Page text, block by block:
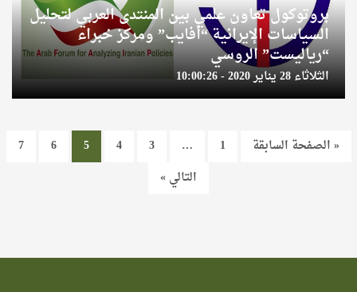
بروتوكول تعاون علمي بين المنتدى العربي لتحليل
السياسات الإيرانية “أفايب” ومركز خبراء
“رياليست” الروسي
الثلاثاء 28 يناير 2020 - 10:00:26
« الصفحة السابقة 1
…
3
4
5
6
7
التالي »